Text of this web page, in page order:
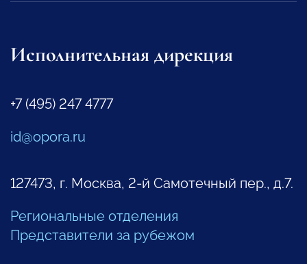
Исполнительная дирекция
+7 (495) 247 4777
id@opora.ru
127473, г. Москва, 2-й Самотечный пер., д.7.
Региональные отделения
Представители за рубежом